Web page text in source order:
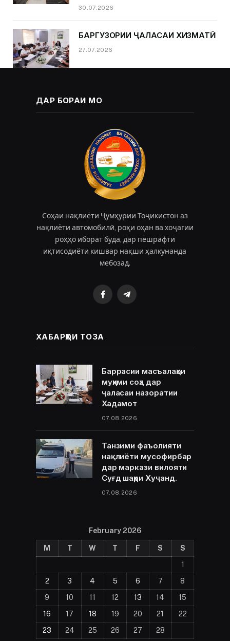
30.07.2026
БАРГУЗОРИИ ҶАЛАСАИ ХИЗМАТӢ
27.07.2026
ДАР БОРАИ МО
Соҳаи нақлиёти Ҷумҳурии Тоҷикистон аз
нақлиёти автомобилӣ, роҳи оҳан ва хоҷагии
роҳҳо иборат буда, дар пешрафти
иқтисодиёти кишвар нақши ҳалкунанда
мебозад.
FacebookTelegram
ХАБАРҲОИ ТОЗА
Баррасии масъалаҳои
муҳими соҳа дар
ҷаласаи назоратии
Хадамот
07.08.2026
Танзими фаъолияти
нақлиёти мусофирбар
дар маркази вилояти
Суғд шаҳри Хуҷанд.
07.08.2026
February 2026
M T W T F S
S
1
2
3 4 5 6 7
8
9
10 11 12 13 14
15
16
17 18 19 20 21
22
23
24 25 26 27 28